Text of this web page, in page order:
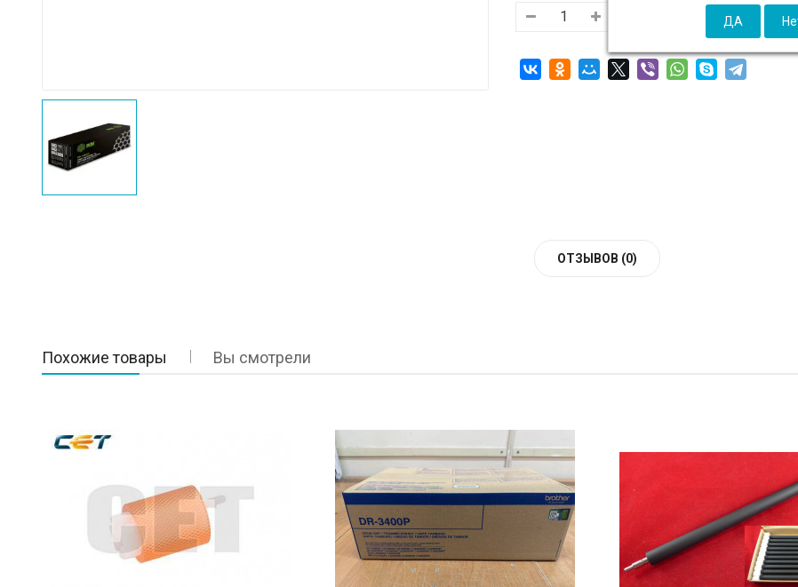
ОТЗЫВОВ (0)
Похожие товары Вы смотрели